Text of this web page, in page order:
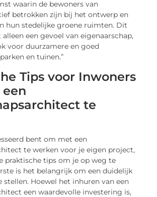
waarin de bewoners van
betrokken zijn bij het ontwerp en
hun stedelijke groene ruimten. Dit
een gevoel van eigenaarschap,
voor duurzamere en goed
en tuinen.”
Tips voor Inwoners
te
bent om met een
te werken voor je eigen project,
praktische tips om je op weg te
is het belangrijk om een duidelijk
stellen. Hoewel het inhuren van een
een waardevolle investering is,